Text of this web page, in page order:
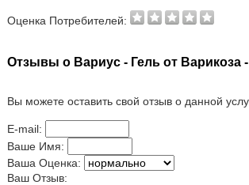
Оценка Потребителей:
Отзывы о Вариус - Гель от Варикоза
Вы можете оставить свой отзыв о данной
E-mail:
Ваше Имя:
Ваша Оценка:
Ваш Отзыв: